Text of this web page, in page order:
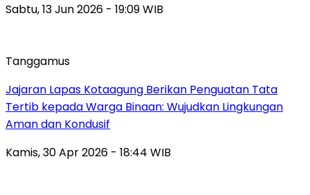
Sabtu, 13 Jun 2026 - 19:09 WIB
Tanggamus
Jajaran Lapas Kotaagung Berikan Penguatan Tata
Tertib kepada Warga Binaan: Wujudkan Lingkungan
Aman dan Kondusif
Kamis, 30 Apr 2026 - 18:44 WIB